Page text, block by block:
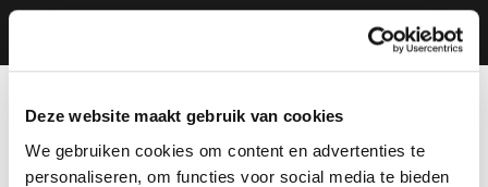
Deze website maakt gebruik van cookies
We gebruiken cookies om content en advertenties te
personaliseren, om functies voor social media te bieden